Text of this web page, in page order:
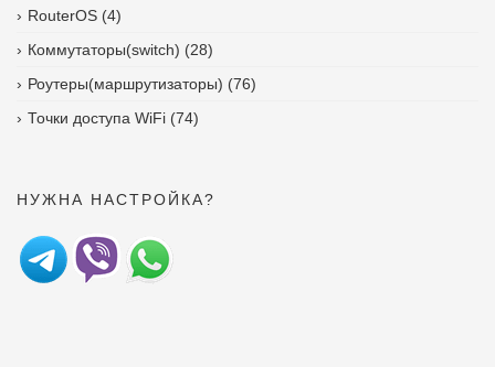
RouterOS (4)
Коммутаторы(switch) (28)
Роутеры(маршрутизаторы) (76)
Точки доступа WiFi (74)
НУЖНА НАСТРОЙКА?